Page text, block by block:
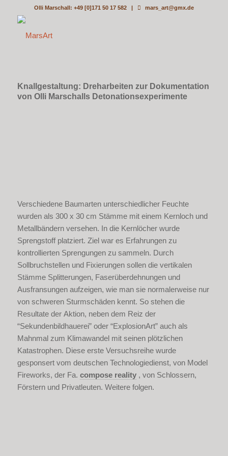
Olli Marschall: +49 [0]171 50 17 582 | mars_art@gmx.de
Knallgestaltung: Dreharbeiten zur Dokumentation
von Olli Marschalls Detonationsexperimente
Verschiedene Baumarten unterschiedlicher Feuchte
wurden als 300 x 30 cm Stämme mit einem Kernloch und
Metallbändern versehen. In die Kernlöcher wurde
Sprengstoff platziert. Ziel war es Erfahrungen zu
kontrollierten Sprengungen zu sammeln. Durch
Sollbruchstellen und Fixierungen sollen die vertikalen
Stämme Splitterungen, Faserüberdehnungen und
Ausfransungen aufzeigen, wie man sie normalerweise nur
von schweren Sturmschäden kennt. So stehen die
Resultate der Aktion, neben dem Reiz der
“Sekundenbildhauerei” oder “ExplosionArt” auch als
Mahnmal zum Klimawandel mit seinen plötzlichen
Katastrophen. Diese erste Versuchsreihe wurde
gesponsert vom deutschen Technologiedienst, von Model
Fireworks, der Fa. compose reality, von Schlossern,
Förstern und Privatleuten. Weitere folgen.